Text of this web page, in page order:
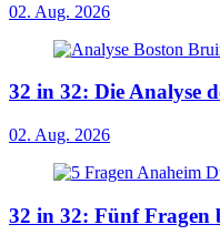
02. Aug. 2026
32 in 32: Die Analyse
02. Aug. 2026
32 in 32: Fünf Fragen